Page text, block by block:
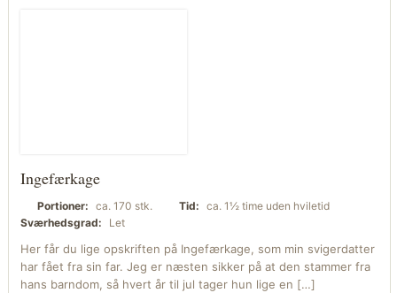
Ingefærkage
Portioner: ca. 170 stk. Tid: ca. 1½ time uden hviletid
Sværhedsgrad:
Let
Her får du lige opskriften på Ingefærkage, som min svigerdatter
har fået fra sin far. Jeg er næsten sikker på at den stammer fra
hans barndom, så hvert år til jul tager hun lige en […]